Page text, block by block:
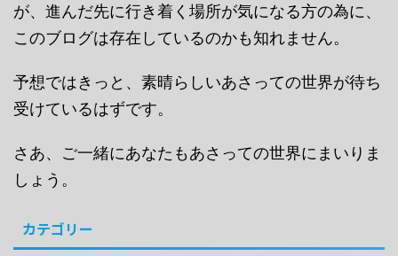
が、進んだ先に行き着く場所が気になる方の為に、
このブログは存在しているのかも知れません。
予想ではきっと、素晴らしいあさっての世界が待ち
受けているはずです。
さあ、ご一緒にあなたもあさっての世界にまいりま
しょう。
カテゴリー